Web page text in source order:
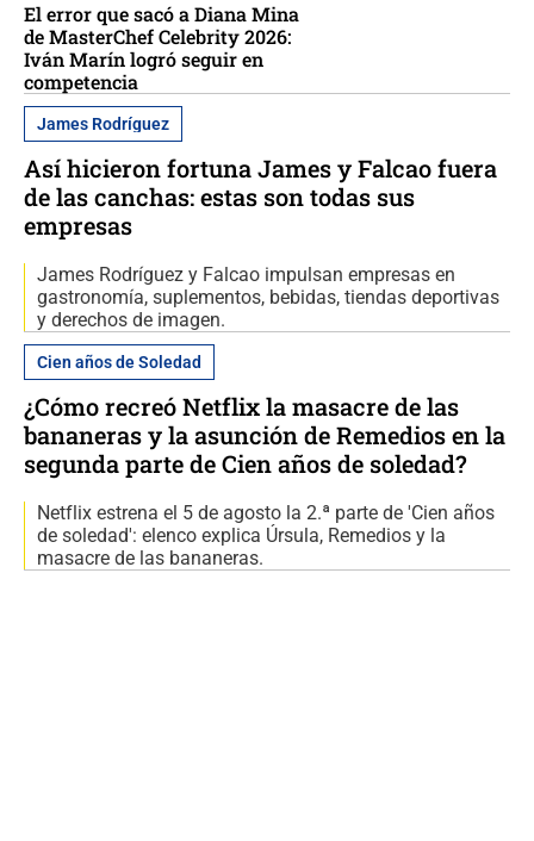
El error que sacó a Diana Mina
de MasterChef Celebrity 2026:
Iván Marín logró seguir en
competencia
James Rodríguez
Así hicieron fortuna James y Falcao fuera
de las canchas: estas son todas sus
empresas
James Rodríguez y Falcao impulsan empresas en
gastronomía, suplementos, bebidas, tiendas deportivas
y derechos de imagen.
Cien años de Soledad
¿Cómo recreó Netflix la masacre de las
bananeras y la asunción de Remedios en la
segunda parte de Cien años de soledad?
Netflix estrena el 5 de agosto la 2.ª parte de 'Cien años
de soledad': elenco explica Úrsula, Remedios y la
masacre de las bananeras.